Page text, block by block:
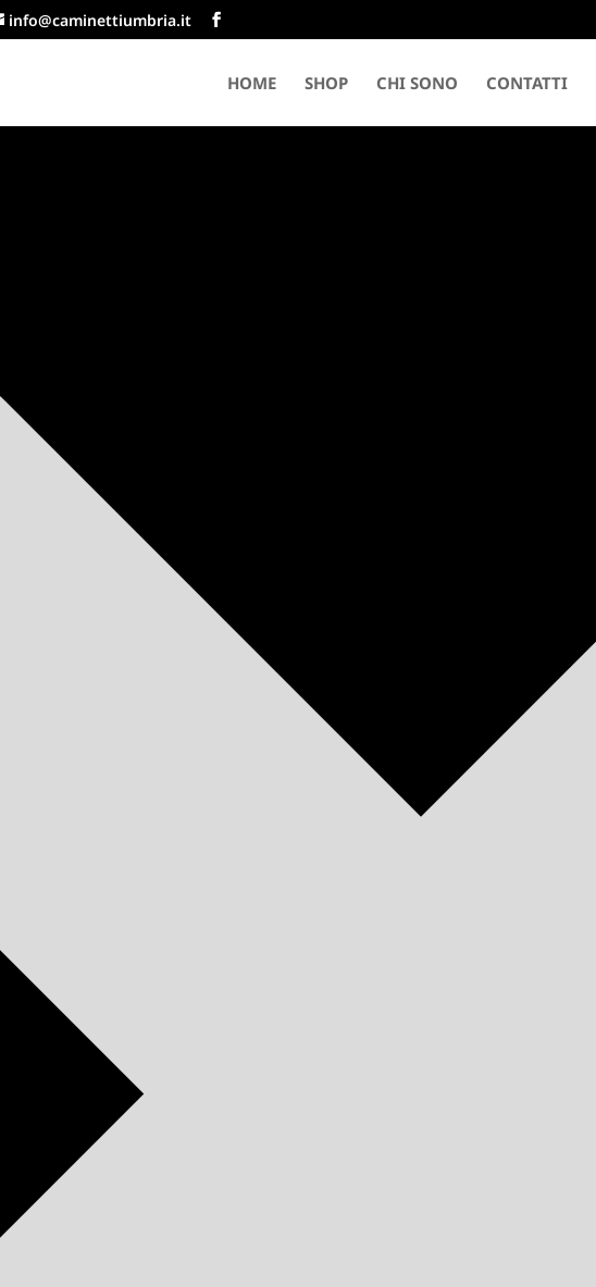
info@caminettiumbria.it
HOME SHOP CHI SONO CONTATTI